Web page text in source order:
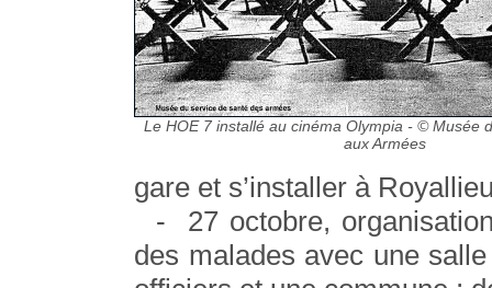
Le HOE 7 installé au cinéma Olympia - © Musée
aux Armées
gare et s’installer à
- 27 octobre,
des malades avec une